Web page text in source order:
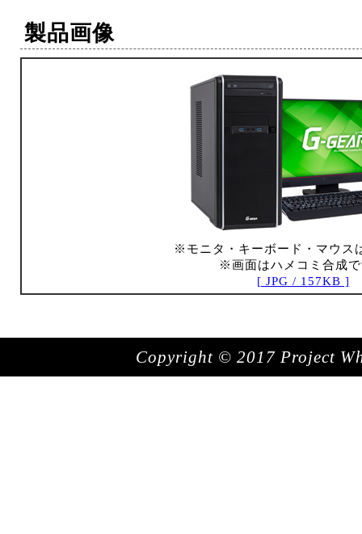
製品画像
※モニタ・キーボード・マウス
※画面はハメコミ合成
[ JPG / 157KB ]
Copyright © 2017 Project